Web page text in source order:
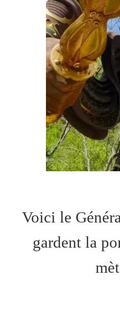
Voici le
gardent la